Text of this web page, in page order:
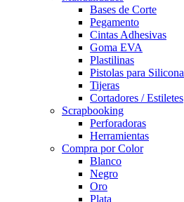
Bases de Corte
Pegamento
Cintas Adhesivas
Goma EVA
Plastilinas
Pistolas para Silicona
Tijeras
Cortadores / Estiletes
Scrapbooking
Perforadoras
Herramientas
Compra por Color
Blanco
Negro
Oro
Plata